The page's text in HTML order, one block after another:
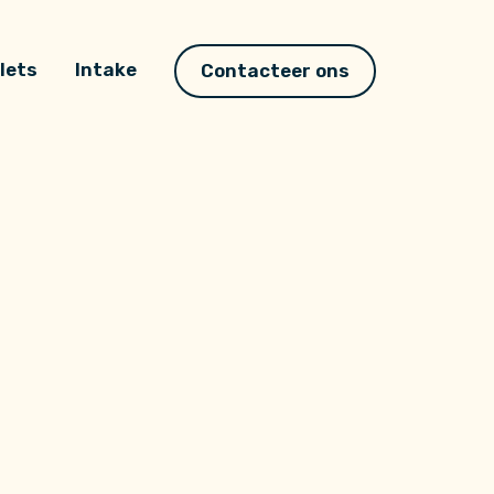
Intake Contacteer ons